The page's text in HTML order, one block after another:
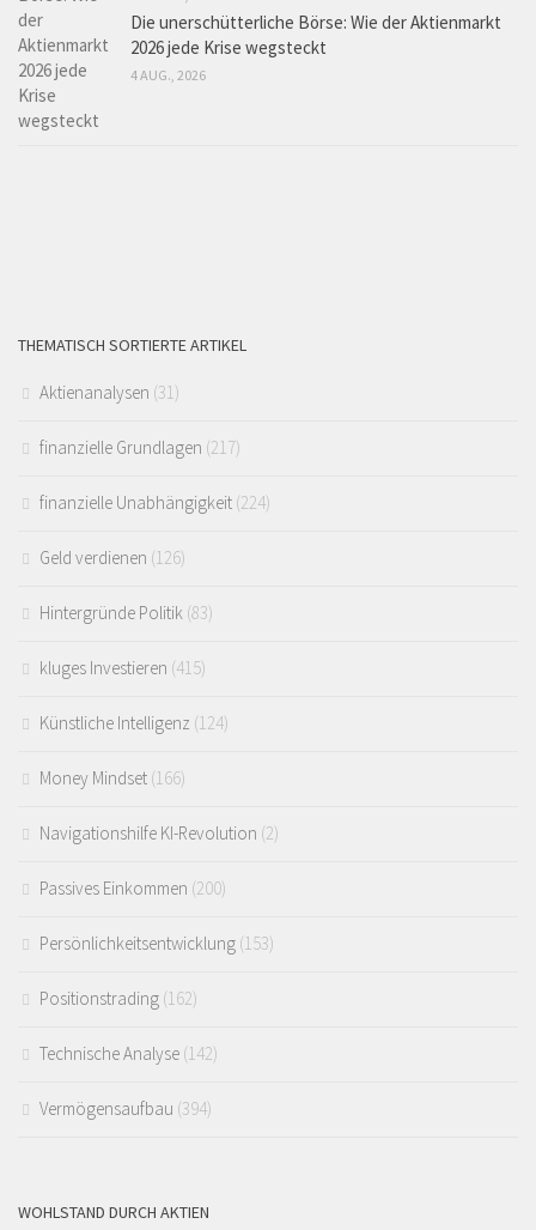
Die unerschütterliche Börse: Wie der Aktienmarkt
2026 jede Krise wegsteckt
4 AUG., 2026
THEMATISCH SORTIERTE ARTIKEL
Aktienanalysen (31)
finanzielle Grundlagen (217)
finanzielle Unabhängigkeit (224)
Geld verdienen (126)
Hintergründe Politik (83)
kluges Investieren (415)
Künstliche Intelligenz (124)
Money Mindset (166)
Navigationshilfe KI-Revolution (2)
Passives Einkommen (200)
Persönlichkeitsentwicklung (153)
Positionstrading (162)
Technische Analyse (142)
Vermögensaufbau (394)
WOHLSTAND DURCH AKTIEN